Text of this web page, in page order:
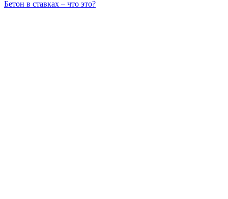
Бетон в ставках – что это?